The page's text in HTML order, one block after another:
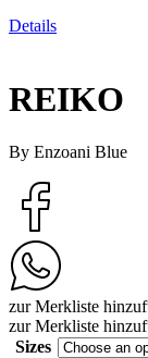
Details
REIKO
By Enzoani Blue
zur Merkliste
zur Merkliste
Sizes